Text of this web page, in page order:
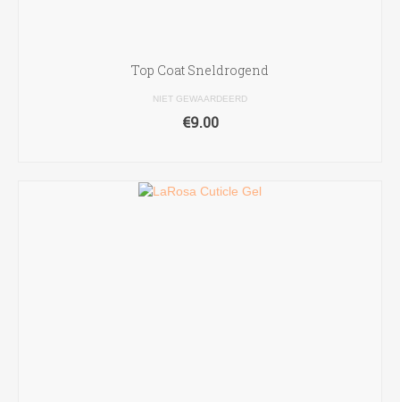
Top Coat Sneldrogend
NIET GEWAARDEERD
€9.00